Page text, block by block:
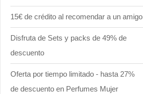
15€ de crédito al recomendar a un amigo
Disfruta de Sets y packs de 49% de
descuento
Oferta por tiempo limitado - hasta 27%
de descuento en Perfumes Mujer